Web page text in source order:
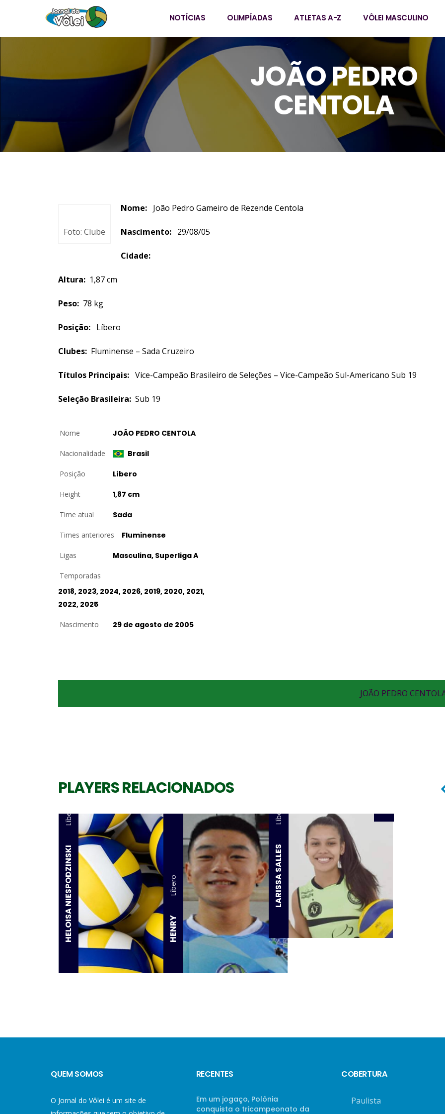
NOTÍCIAS OLIMPÍADAS ATLETAS A-Z VÔLEI MASCULINO
JOÃO PEDRO
CENTOLA
Foto: Clube
Nome: João Pedro Gameiro de Rezende Centola
Nascimento: 29/08/05
Cidade:
Altura: 1,87 cm
Peso: 78 kg
Posição: Líbero
Clubes: Fluminense – Sada Cruzeiro
Títulos Principais: Vice-Campeão Brasileiro de Seleções – Vice-Campeão Sul-Americano Sub 19
Seleção Brasileira: Sub 19
Nome JOÃO PEDRO CENTOLA
Nacionalidade Brasil
Posição Líbero
Height 1,87 cm
Time atual Sada
Times anteriores Fluminense
Ligas Masculina, Superliga A
Temporadas
2018, 2023, 2024, 2026, 2019, 2020, 2021,
2022, 2025
Nascimento 29 de agosto de 2005
JOÃO PEDRO
PLAYERS RELACIONADOS
HELOISA NIESPODZINSKI
Líbero
HENRY
Líbero LARISSA SALLES
Líbero
Líbero
QUEM SOMOS
O Jornal do Vôlei é um site de
RECENTES
Em um jogaço, Polônia
conquista o tricampeonato da
COBERTURA
Paulista